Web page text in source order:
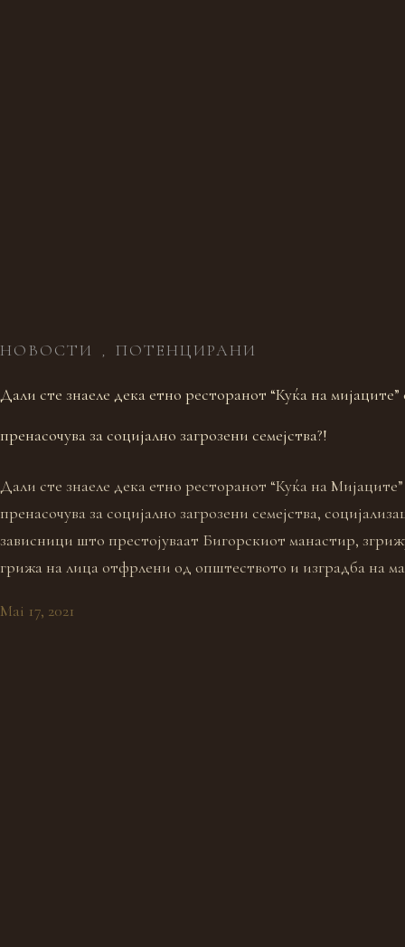
НОВОСТИ , ПОТЕНЦИРАНИ
Дали сте знаеле дека етно ресторанот “Куќа на
пренасочува за социјално загрозени семејства?!
Дали сте знаеле дека етно ресторанот “Куќа на
пренасочува за социјално загрозени семејства,
зависници што престојуваат Бигорскиот манастир,
грижа на лица отфрлени од општеството и изградба на
Mai 17, 2021